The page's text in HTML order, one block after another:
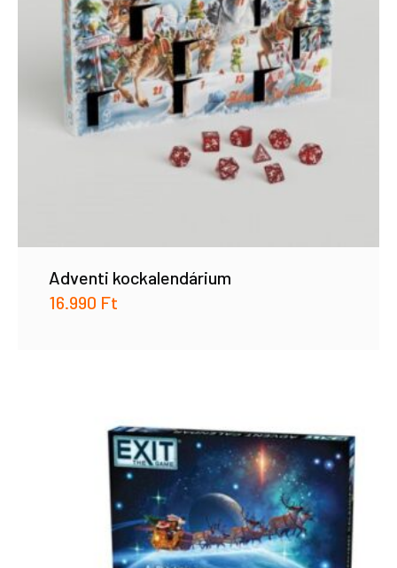
Adventi kockalendárium
16.990 Ft